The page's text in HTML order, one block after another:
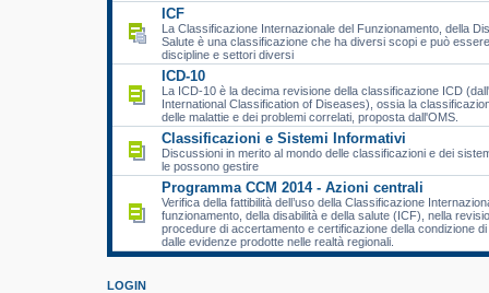
ICF
La Classificazione Internazionale del Funzionamento, della
Salute è una classificazione che ha diversi scopi e può
discipline e settori diversi
ICD-10
La ICD-10 è la decima revisione della classificazione ICD
International Classification of Diseases), ossia la
delle malattie e dei problemi correlati, proposta dall'OMS.
Classificazioni e Sistemi Informativi
Discussioni in merito al mondo delle classificazioni e dei
le possono gestire
Programma CCM 2014 - Azioni centrali
Verifica della fattibilità dell’uso della Classificazione
funzionamento, della disabilità e della salute (ICF), nella
procedure di accertamento e certificazione della condizione
dalle evidenze prodotte nelle realtà regionali.
LOGIN